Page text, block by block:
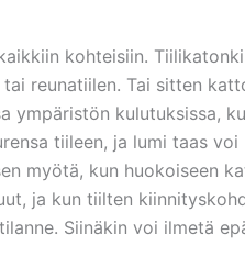
kohteisiin.
reunatiilen. Tai sitten
ympäristön kulutuksissa,
tiileen, ja lumi taas
myötä, kun huokoiseen
ja kun tiilten
Siinäkin voi ilmetä